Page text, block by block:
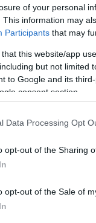
of your personal
This information may
Participants that may
that this website/app
but not limited
to Google and its
consent section.
Data Processing Opt
opt-out of the Sharing
opt-out of the Sale of
rastlina, znana
in ima
domači kuharji jo
Solatam
vsestranskosti